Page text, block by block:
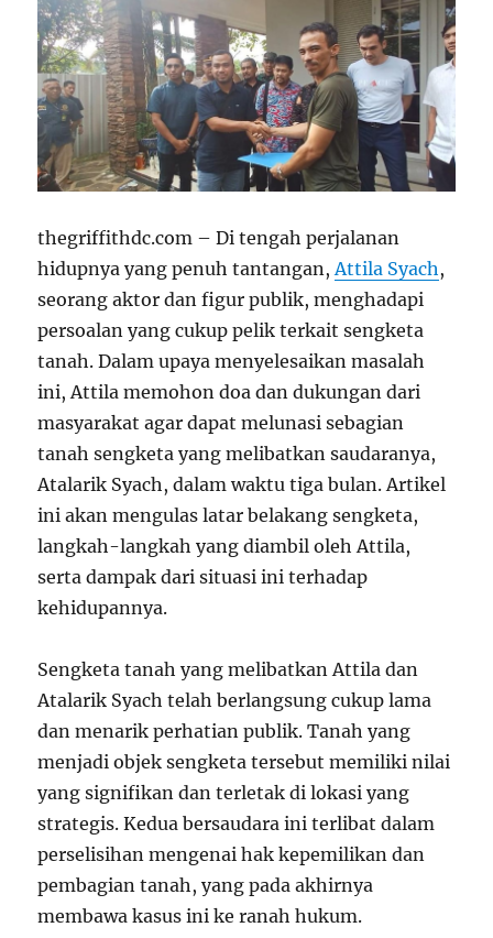
thegriffithdc.com – Di tengah perjalanan
hidupnya yang penuh tantangan,Attila Syach,
seorang aktor dan figur publik, menghadapi
persoalan yang cukup pelik terkait sengketa
tanah. Dalam upaya menyelesaikan masalah
ini, Attila memohon doa dan dukungan dari
masyarakat agar dapat melunasi sebagian
tanah sengketa yang melibatkan saudaranya,
Atalarik Syach, dalam waktu tiga bulan. Artikel
ini akan mengulas latar belakang sengketa,
langkah-langkah yang diambil oleh Attila,
serta dampak dari situasi ini terhadap
kehidupannya.
Sengketa tanah yang melibatkan Attila dan
Atalarik Syach telah berlangsung cukup lama
dan menarik perhatian publik. Tanah yang
menjadi objek sengketa tersebut memiliki nilai
yang signifikan dan terletak di lokasi yang
strategis. Kedua bersaudara ini terlibat dalam
perselisihan mengenai hak kepemilikan dan
pembagian tanah, yang pada akhirnya
membawa kasus ini ke ranah hukum.